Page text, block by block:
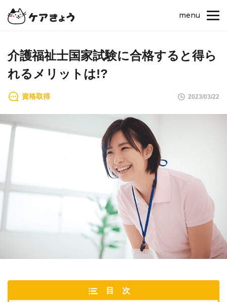
menu
介護福祉士国家試験に合格すると得ら
れるメリットは!?
資格取得 2023/03/22
目次